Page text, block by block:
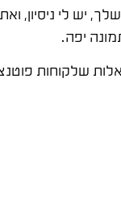
יש לי ניסיון,
יפה.
שלקוחות